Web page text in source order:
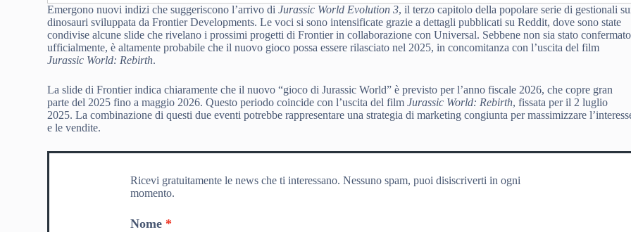
Emergono nuovi indizi che suggeriscono l’arrivo diJurassic World Evolution 3, il terzo capitolo della popolare serie di gestionali
dinosauri sviluppata da Frontier Developments. Le voci si sono intensificate grazie a dettagli pubblicati su Reddit, dove sono state
condivise alcune slide che rivelano i prossimi progetti di Frontier in collaborazione con Universal. Sebbene non sia stato confermato
ufficialmente, è altamente probabile che il nuovo gioco possa essere rilasciato nel 2025, in concomitanza con l’uscita del film
Jurassic World: Rebirth.
La slide di Frontier indica chiaramente che il nuovo “gioco di Jurassic World” è previsto per l’anno fiscale 2026, che copre gran
parte del 2025 fino a maggio 2026. Questo periodo coincide con l’uscita del filmJurassic World: Rebirth, fissata per il 2 luglio
2025. La combinazione di questi due eventi potrebbe rappresentare una strategia di marketing congiunta per massimizzare
e le vendite.
Ricevi gratuitamente le news che ti interessano. Nessuno spam, puoi disiscriverti in ogni
momento.
Nome